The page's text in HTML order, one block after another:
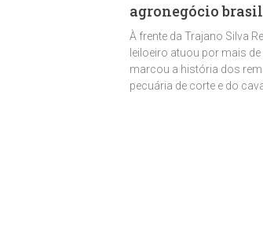
agronegócio
À frente da Trajano Silva
leiloeiro atuou por mais
marcou a história dos
pecuária de corte e do